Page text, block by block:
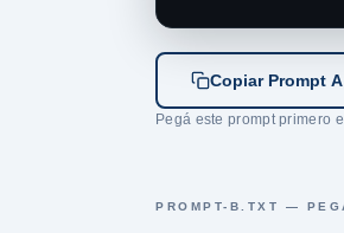
Copiar Prompt A
Pegá este prompt primero
PROMPT-B.TXT —